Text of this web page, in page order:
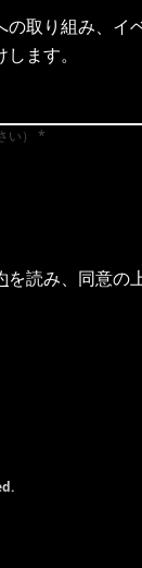
の取り組み、イ
ます。
）
を読み、同意の